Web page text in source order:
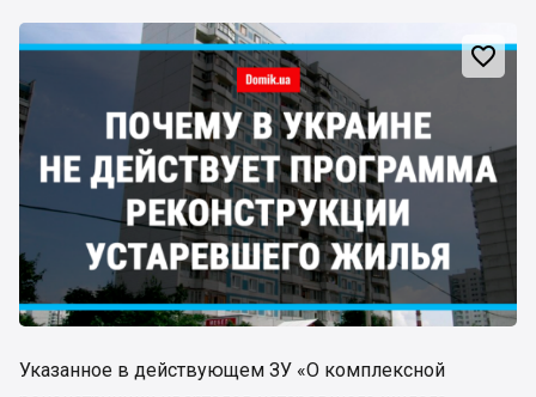

Указанное в действующем ЗУ «О комплексной